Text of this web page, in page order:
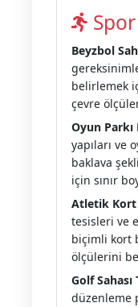
Beyzbol
belirlemek
çevre
Oyun Parkı
yapıları ve
baklava
için sınır
Atletik Kort
tesisleri ve
biçimli kort
ölçülerini
Golf Sahası
düzenleme